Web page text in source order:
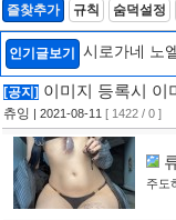
즐찾추가
규칙 숨덕설정
인기글보기 시로가네 노
[공지] 이미지 등록시 이
츄잉 | 2021-08-11 [ 1422 / 0 ]
주도